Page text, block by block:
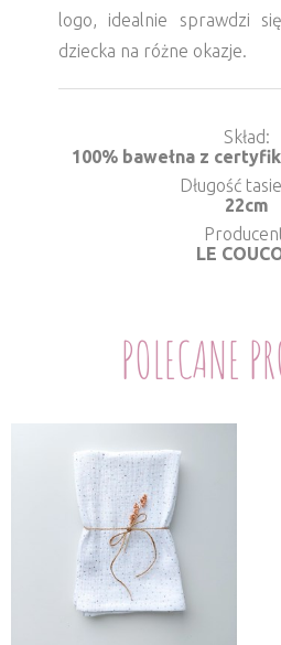
logo, idealnie sprawdzi
dziecka na różne okazje.
Skład
100% bawełna z
Długość
22cm
LE
POLECANE